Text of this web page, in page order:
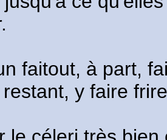
faitout, à part,
y faire